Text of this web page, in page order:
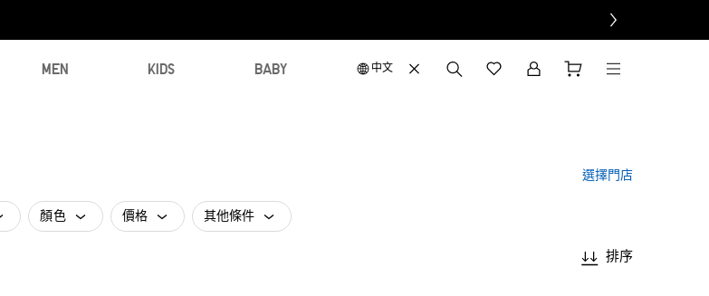
MEN KIDS BABY 中文
選擇門店
顏色 價格 其他條件
排序